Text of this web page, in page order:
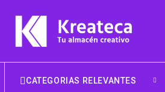
CATEGORIAS RELEVANTES